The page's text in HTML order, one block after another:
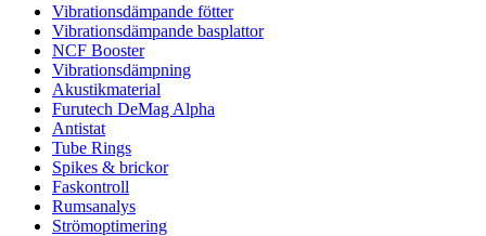
Vibrationsdämpande fötter
Vibrationsdämpande basplattor
NCF Booster
Vibrationsdämpning
Akustikmaterial
Furutech DeMag Alpha
Antistat
Tube Rings
Spikes & brickor
Faskontroll
Rumsanalys
Strömoptimering